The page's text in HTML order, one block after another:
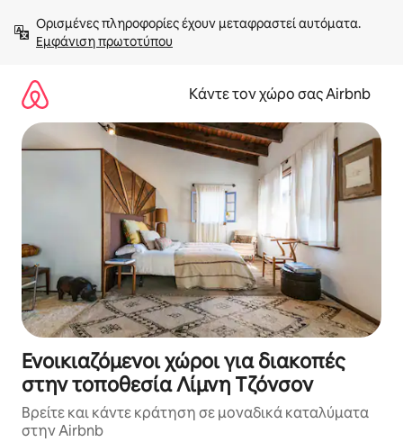
στο
περιεχόμενοΕμφάνιση πρωτοτύπου
Κάντε τον χώρο σας Airbnb
Ενοικιαζόμενοι χώροι για διακοπές
στην τοποθεσία Λίμνη Τζόνσον
Βρείτε και κάντε κράτηση σε μοναδικά καταλύματα
στην Airbnb